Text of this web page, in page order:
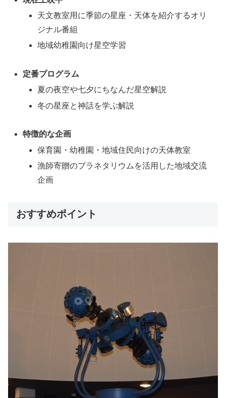
天文教室用に季節の星座・天体を紹介するオリ
ジナル番組
地域幼稚園向け星空学習
定番プログラム
夏の夜空や七夕にちなんだ星空解説
冬の星座と神話を学ぶ解説
特徴的な企画
保育園・幼稚園・地域住民向けの天体教室
漁師寄贈のプラネタリウムを活用した地域交流
企画
おすすめポイント